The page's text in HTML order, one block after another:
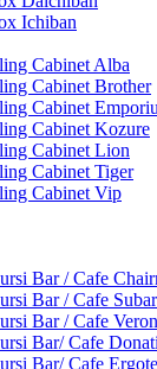
Ichiban
Cabinet Alba
Cabinet Brother
Cabinet
Cabinet Kozure
Cabinet Lion
Cabinet Tiger
Cabinet Vip
Bar / Cafe
Bar / Cafe
Bar / Cafe
Bar/ Cafe Donati
Bar/ Cafe